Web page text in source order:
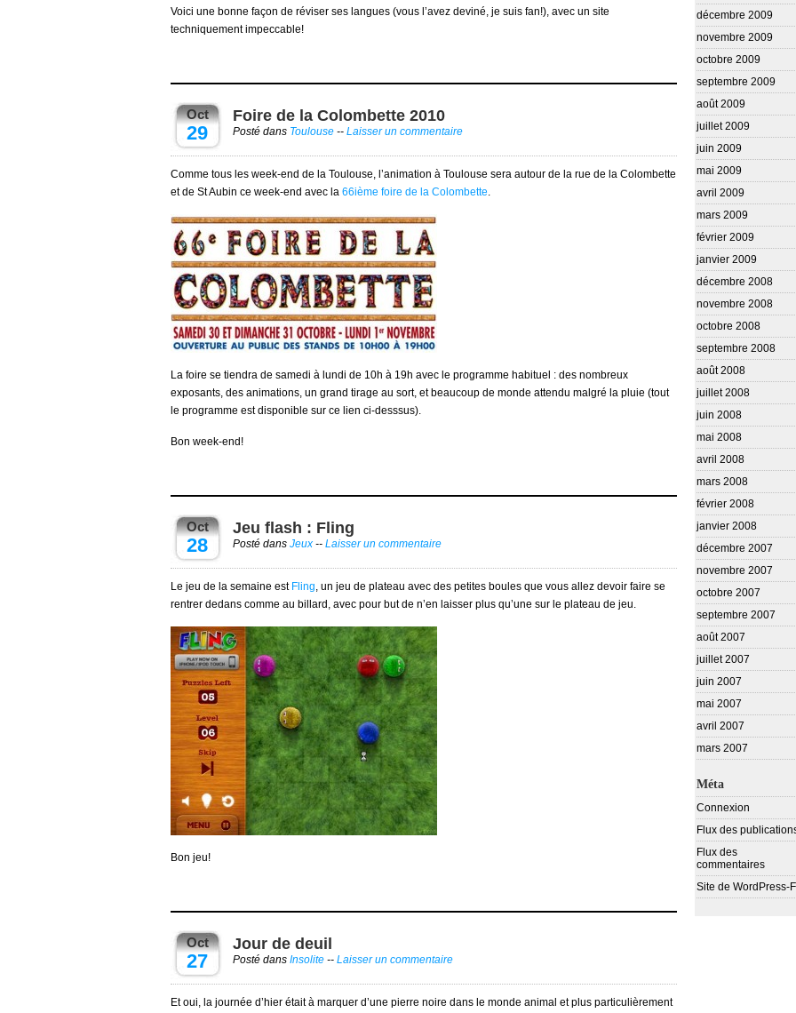
Voici une bonne façon de réviser ses langues (vous l’avez deviné, je suis fan!), avec un site
techniquement impeccable!
Oct
29
Foire de la Colombette 2010
Posté dans Toulouse -- Laisser un commentaire
Comme tous les week-end de la Toulouse, l’animation à Toulouse sera autour de la rue de la Colombette
et de St Aubin ce week-end avec la 66ième foire de la Colombette.
La foire se tiendra de samedi à lundi de 10h à 19h avec le programme habituel : des nombreux
exposants, des animations, un grand tirage au sort, et beaucoup de monde attendu malgré la pluie (tout
le programme est disponible sur ce lien ci-desssus).
Bon week-end!
Oct
28
Jeu flash : Fling
Posté dans Jeux -- Laisser un commentaire
Le jeu de la semaine est Fling, un jeu de plateau avec des petites boules que vous allez devoir faire se
rentrer dedans comme au billard, avec pour but de n’en laisser plus qu’une sur le plateau de jeu.
Bon jeu!
Oct
27
Jour de deuil
Posté dans Insolite -- Laisser un commentaire
Et oui, la journée d’hier était à marquer d’une pierre noire dans le monde animal et plus particulièrement
décembre 2009
novembre 2009
octobre 2009
septembre 2009
août 2009
juillet 2009
juin 2009
mai 2009
avril 2009
mars 2009
février 2009
janvier 2009
décembre 2008
novembre 2008
octobre 2008
septembre 2008
août 2008
juillet 2008
juin 2008
mai 2008
avril 2008
mars 2008
février 2008
janvier 2008
décembre 2007
novembre 2007
octobre 2007
septembre 2007
août 2007
juillet 2007
juin 2007
mai 2007
avril 2007
mars 2007
Méta
Connexion
Flux des
Flux des
commentaires
Site de WordPress-